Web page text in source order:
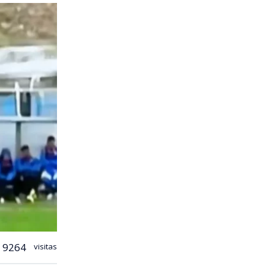
9264 visitas